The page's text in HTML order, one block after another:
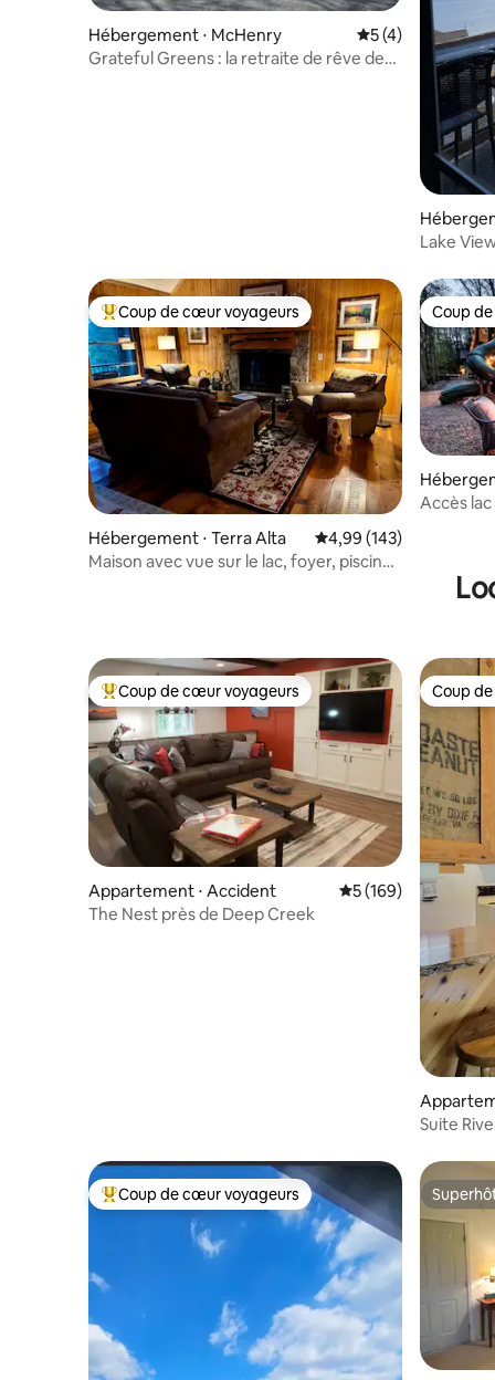
Hébergement ⋅ McHenry Évaluation
5 (4)
Grateful Greens : la retraite de rêve des
Lake
Coups de cœur voyageurs les plus appréciés
Coup de cœur voyageurs
Hébergement ⋅ Terra Alta Évaluation moyenne
4,99 (143)
Maison avec vue sur le lac, foyer, piscine
Coup
Coup
Accès
Coups de cœur voyageurs les plus appréciés
Coup de cœur voyageurs
Appartement ⋅ Accident Évaluation
5 (169)
The Nest près de Deep Creek
Coup
Coup
Suite
Coups de cœur voyageurs les plus appréciés
Coup de cœur voyageurs